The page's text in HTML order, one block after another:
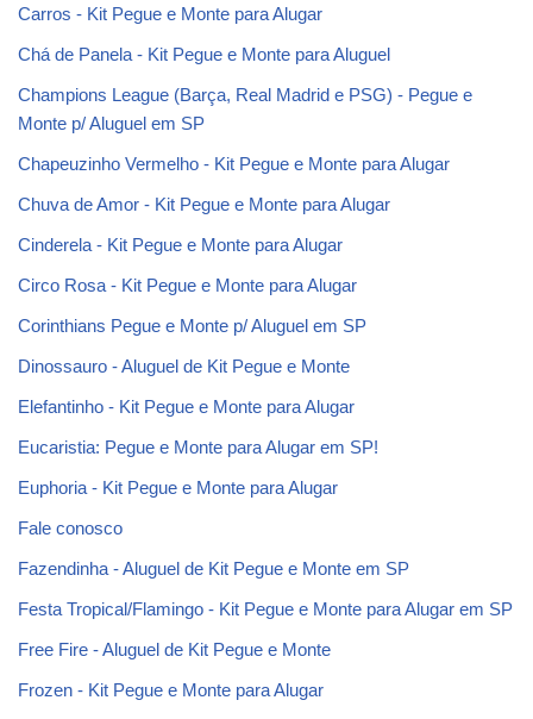
Carros - Kit Pegue e Monte para Alugar
Chá de Panela - Kit Pegue e Monte para Aluguel
Champions League (Barça, Real Madrid e PSG) - Pegue e
Monte p/ Aluguel em SP
Chapeuzinho Vermelho - Kit Pegue e Monte para Alugar
Chuva de Amor - Kit Pegue e Monte para Alugar
Cinderela - Kit Pegue e Monte para Alugar
Circo Rosa - Kit Pegue e Monte para Alugar
Corinthians Pegue e Monte p/ Aluguel em SP
Dinossauro - Aluguel de Kit Pegue e Monte
Elefantinho - Kit Pegue e Monte para Alugar
Eucaristia: Pegue e Monte para Alugar em SP!
Euphoria - Kit Pegue e Monte para Alugar
Fale conosco
Fazendinha - Aluguel de Kit Pegue e Monte em SP
Festa Tropical/Flamingo - Kit Pegue e Monte para Alugar em SP
Free Fire - Aluguel de Kit Pegue e Monte
Frozen - Kit Pegue e Monte para Alugar